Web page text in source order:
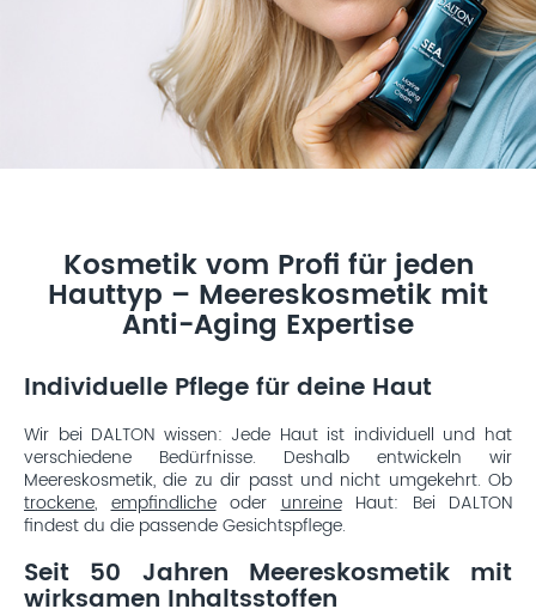
Kosmetik vom Profi für jeden
Hauttyp – Meereskosmetik mit
Anti-Aging Expertise
Individuelle Pflege für deine Haut
Wir bei DALTON wissen: Jede Haut ist individuell und hat
verschiedene Bedürfnisse. Deshalb entwickeln wir
Meereskosmetik, die zu dir passt und nicht umgekehrt. Ob
trockene,empfindlicheoderunreineHaut: Bei DALTON
findest du die passende Gesichtspflege.
Seit 50 Jahren Meereskosmetik mit
wirksamen Inhaltsstoffen